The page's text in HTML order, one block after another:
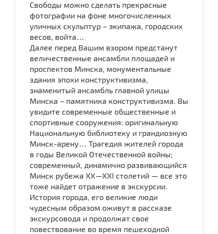
Свободы можно сделать прекрасные
фотографии на фоне многочисленных
уличных скульптур – экипажа, городских
весов, войта…
Далее перед Вашим взором предстанут
величественные ансамбли площадей и
проспектов Минска, монументальные
здания эпохи конструктивизма,
знаменитый ансамбль главной улицы
Минска – памятника конструктивизма. Вы
увидите современные общественные и
спортивные сооружения: оригинальную
Национальную библиотеку и грандиозную
Минск-арену… Трагедия жителей города
в годы Великой Отечественной войны;
современный, динамично развивающийся
Минск рубежа ХХ—ХХI столетий — все это
тоже найдет отражение в экскурсии.
История города, его великие люди
чудесным образом оживут в рассказе
экскурсовода и продолжат свое
повествование во время пешеходной